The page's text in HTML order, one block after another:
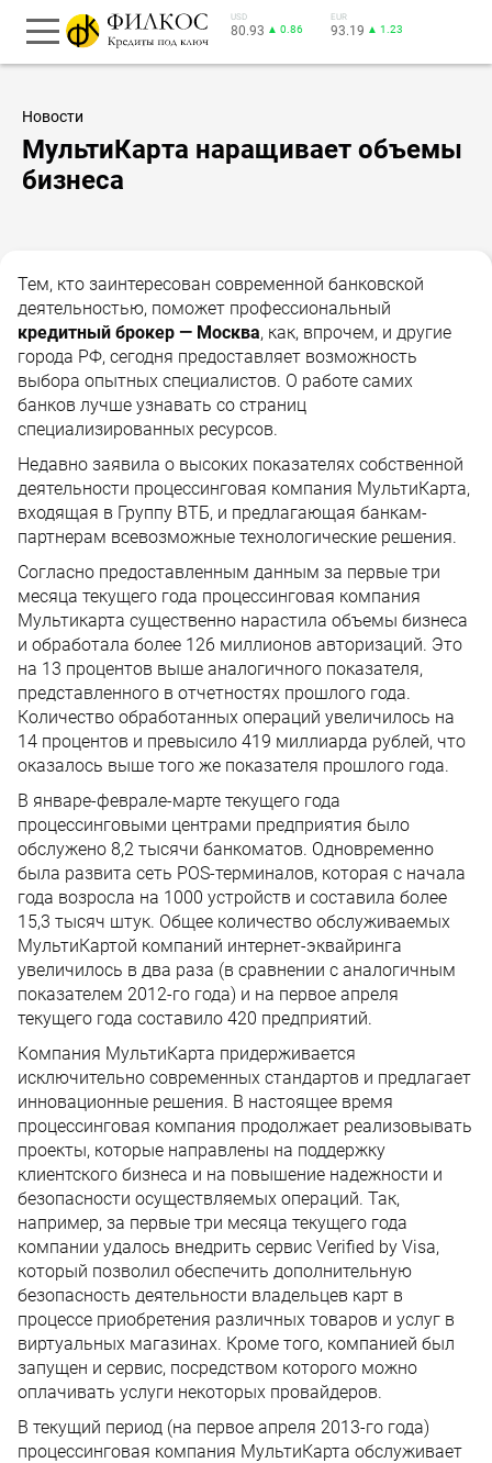
USD
80.93 ▲ 0.86
EUR
93.19 ▲ 1.23
Новости
МультиКарта наращивает объемы
бизнеса
Тем, кто заинтересован современной банковской
деятельностью, поможет профессиональный
кредитный брокер — Москва, как, впрочем, и другие
города РФ, сегодня предоставляет возможность
выбора опытных специалистов. О работе самих
банков лучше узнавать со страниц
специализированных ресурсов.
Недавно заявила о высоких показателях собственной
деятельности процессинговая компания МультиКарта,
входящая в Группу ВТБ, и предлагающая банкам-
партнерам всевозможные технологические решения.
Согласно предоставленным данным за первые три
месяца текущего года процессинговая компания
Мультикарта существенно нарастила объемы бизнеса
и обработала более 126 миллионов авторизаций. Это
на 13 процентов выше аналогичного показателя,
представленного в отчетностях прошлого года.
Количество обработанных операций увеличилось на
14 процентов и превысило 419 миллиарда рублей, что
оказалось выше того же показателя прошлого года.
В январе-феврале-марте текущего года
процессинговыми центрами предприятия было
обслужено 8,2 тысячи банкоматов. Одновременно
была развита сеть POS-терминалов, которая с начала
года возросла на 1000 устройств и составила более
15,3 тысяч штук. Общее количество обслуживаемых
МультиКартой компаний интернет-эквайринга
увеличилось в два раза (в сравнении с аналогичным
показателем 2012-го года) и на первое апреля
текущего года составило 420 предприятий.
Компания МультиКарта придерживается
исключительно современных стандартов и предлагает
инновационные решения. В настоящее время
процессинговая компания продолжает реализовывать
проекты, которые направлены на поддержку
клиентского бизнеса и на повышение надежности и
безопасности осуществляемых операций. Так,
например, за первые три месяца текущего года
компании удалось внедрить сервис Verified by Visa,
который позволил обеспечить дополнительную
безопасность деятельности владельцев карт в
процессе приобретения различных товаров и услуг в
виртуальных магазинах. Кроме того, компанией был
запущен и сервис, посредством которого можно
оплачивать услуги некоторых провайдеров.
В текущий период (на первое апреля 2013-го года)
процессинговая компания МультиКарта обслуживает